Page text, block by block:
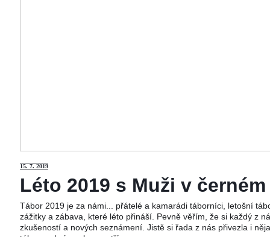
15. 7. 2019
Léto 2019 s Muži v
Tábor 2019 je za námi... přátelé a kamarádi táborníci, letošní
zážitky a zábava, které léto přináší. Pevně věřím, že si každý z
zkušeností a nových seznámení. Jistě si řada z nás přivezla i